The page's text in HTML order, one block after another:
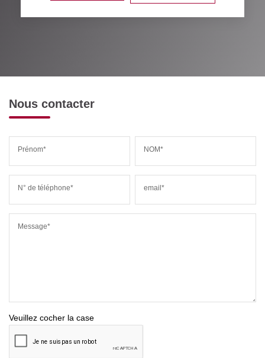
Nous contacter
Prénom* NOM*
N° de téléphone* email*
Message*
Veuillez cocher la case